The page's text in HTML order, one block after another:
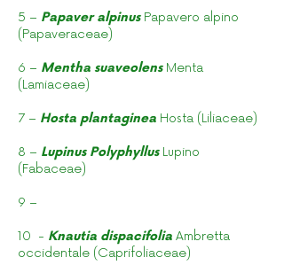
5 – Papaver alpinusPapavero alpino
(Papaveraceae)
6 – Mentha suaveolensMenta
(Lamiaceae)
7 – Hosta plantaginea Hosta (Liliaceae)
8 – Lupinus PolyphyllusLupino
(Fabaceae)
9 –
10 - Knautia dispacifolia Ambretta
occidentale (Caprifoliaceae)